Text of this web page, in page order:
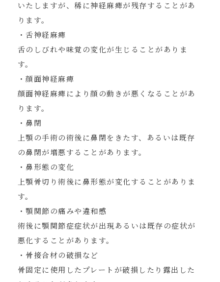
いたしますが、稀に神経麻痺が残存することがあ
ります。
・舌神経麻痺
舌のしびれや味覚の変化が生じることがありま
す。
・顔面神経麻痺
顔面神経麻痺により顔の動きが悪くなることがあ
ります。
・鼻閉
上顎の手術の術後に鼻閉をきたす、あるいは既存
の鼻閉が増悪することがあります。
・鼻形態の変化
上顎骨切り術後に鼻形態が変化することがありま
す。
・顎関節の痛みや違和感
術後に顎関節症症状が出現あるいは既存の症状が
悪化することがあります。
・骨接合材の破損など
骨固定に使用したプレートが破損したり露出した